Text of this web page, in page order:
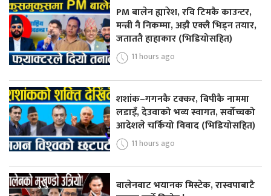
PM बालेन ह्यारेश, रवि टिमकै काउन्टर,
मन्त्री नै निकम्मा, अझै एक्लै भिड्न तयार,
जताततै हाहाकार (भिडियोसहित)
11 hours ago
शशांक–गगनकै टक्कर, बिपीकै नाममा
लडाइँ, देउवाको भव्य स्वागत, सर्वोच्चको
आदेशले चर्कियो विवाद (भिडियोसहित)
11 hours ago
बालेनबाट भयानक मिस्टेक, रास्वपाबाटै